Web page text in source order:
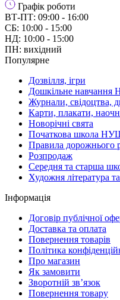
Графік роботи
ВТ-ПТ: 09:00 - 16:00
СБ: 10:00 - 15:00
НД: 10:00 - 15:00
ПН: вихідний
Популярне
Дозвілля, ігри
Дошкільне
Журнали, свідоцтва,
Карти, плакати,
Новорічні свята
Початкова школа
Правила дорожнього
Розпродаж
Середня та старша
Художня література
Інформація
Договір публічної
Доставка та оплата
Повернення товарів
Політика
Про магазин
Як замовити
Зворотній зв’язок
Повернення товару